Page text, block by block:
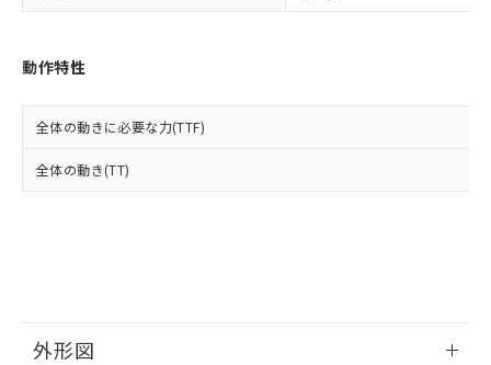
動作特性
全体の動きに必要な力(TTF)
全体の動き(TT)
外形図
EU RoHS指令（10物質）の非含有証明書
ものではありません。
また、RoHS指令のフタル酸エステル類４
荷製品に未対応品が混在することから備考